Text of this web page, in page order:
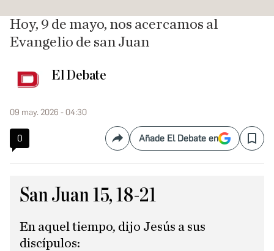
Hoy, 9 de mayo, nos acercamos al
Evangelio de san Juan
El Debate
09 may. 2026 - 04:30
0 CompartirAñade El Debate en Save
San Juan 15, 18-21
En aquel tiempo, dijo Jesús a sus
discípulos: